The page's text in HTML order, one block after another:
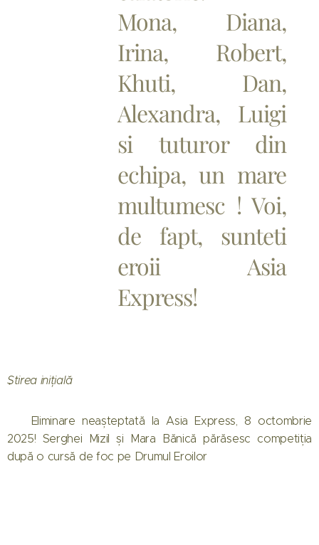
Mona, Diana,
Irina, Robert,
Khuti, Dan,
Alexandra, Luigi
si tuturor din
echipa, un mare
multumesc ! Voi,
de fapt, sunteti
eroii Asia
Express! 🤗
Știrea inițială
🔴 Eliminare neașteptată la Asia Express, 8 octombrie
2025! Serghei Mizil și Mara Bănică părăsesc competiția
după o cursă de foc pe Drumul Eroilor